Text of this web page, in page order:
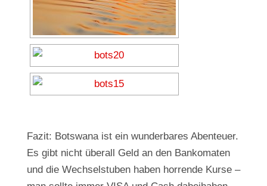
Fazit: Botswana ist ein wunderbares Abenteuer.
Es gibt nicht überall Geld an den Bankomaten
und die Wechselstuben haben horrende Kurse –